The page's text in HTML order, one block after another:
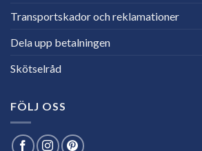
Transportskador och reklamationer
Dela upp betalningen
Skötselråd
FÖLJ OSS